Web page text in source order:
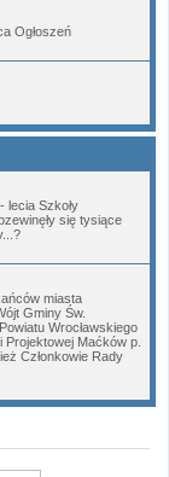
Ogłoszeń
lecia Szkoły
się tysiące
miasta
Gminy Św.
Wrocławskiego
Maćków p.
Członkowie Rady